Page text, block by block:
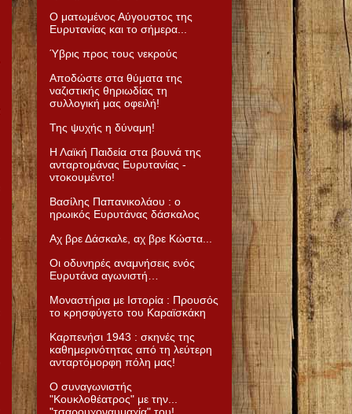
Ο ματωμένος Αύγουστος της
Ευρυτανίας και το σήμερα...
Ύβρις προς τους νεκρούς
Αποδώστε στα θύματα της
ναζιστικής θηριωδίας τη
συλλογική μας οφειλή!
Της ψυχής η δύναμη!
Η Λαϊκή Παιδεία στα βουνά της
ανταρτομάνας Ευρυτανίας -
ντοκουμέντο!
Βασίλης Παπανικολάου : ο
ηρωικός Ευρυτάνας δάσκαλος
Αχ βρε Δάσκαλε, αχ βρε Κώστα...
Οι οδυνηρές αναμνήσεις ενός
Ευρυτάνα αγωνιστή…
Μοναστήρια με Ιστορία : Προυσός
το κρησφύγετο του Καραϊσκάκη
Καρπενήσι 1943 : σκηνές της
καθημερινότητας από τη λεύτερη
ανταρτόμορφη πόλη μας!
Ο συναγωνιστής
"Κουκλοθέατρος" με την...